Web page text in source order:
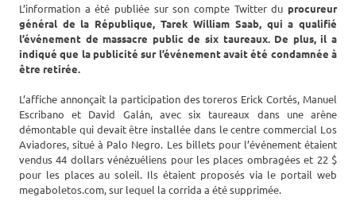
L’information a été publiée sur son compte Twitter du procureur
général de la République, Tarek William Saab, qui a qualifié
l’événement de massacre public de six taureaux. De plus, il a
indiqué que la publicité sur l’événement avait été condamnée à
être retirée.
L’affiche annonçait la participation des toreros Erick Cortés, Manuel
Escribano et David Galán, avec six taureaux dans une arène
démontable qui devait être installée dans le centre commercial Los
Aviadores, situé à Palo Negro. Les billets pour l’événement étaient
vendus 44 dollars vénézuéliens pour les places ombragées et 22 $
pour les places au soleil. Ils étaient proposés via le portail web
megaboletos.com, sur lequel la corrida a été supprimée.